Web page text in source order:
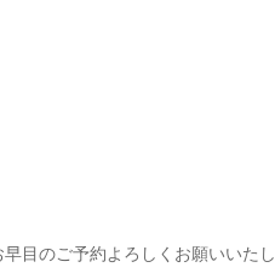
目のご予約よろしくお願いいたし